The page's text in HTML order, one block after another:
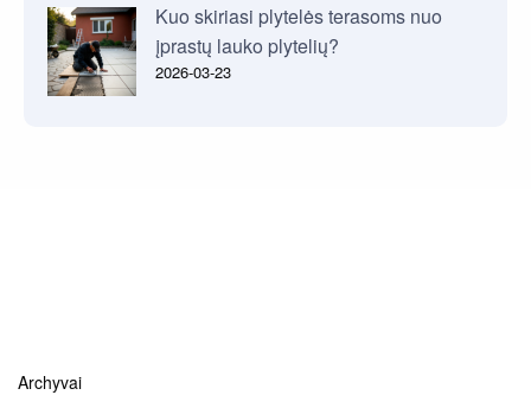
Kuo skiriasi plytelės terasoms nuo
įprastų lauko plytelių?
2026-03-23
Archyvai